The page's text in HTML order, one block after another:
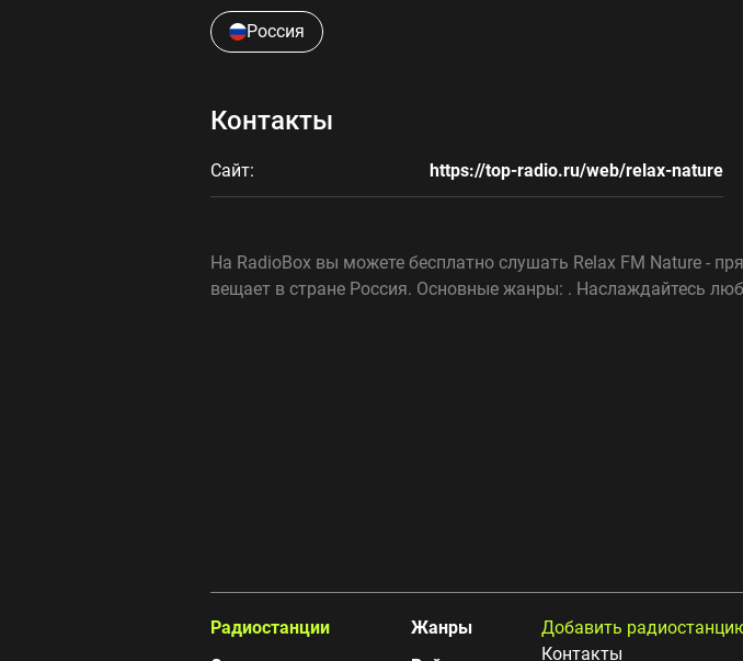
Россия
Контакты
Сайт: https://top-radio.ru/web/relax-nature
На RadioBox вы можете бесплатно слушать Relax FM Nature -
вещает в стране Россия. Основные жанры: . Наслаждайтесь
Радиостанции
Жанры
Добавить
Контакты